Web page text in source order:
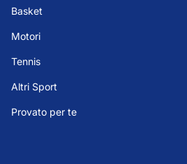
Basket
Motori
Tennis
Altri Sport
Provato per te